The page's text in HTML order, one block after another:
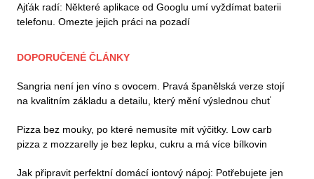
Ajťák radí: Některé aplikace od Googlu umí vyždímat baterii
telefonu. Omezte jejich práci na pozadí
DOPORUČENÉ ČLÁNKY
Sangria není jen víno s ovocem. Pravá španělská verze stojí
na kvalitním základu a detailu, který mění výslednou chuť
Pizza bez mouky, po které nemusíte mít výčitky. Low carb
pizza z mozzarelly je bez lepku, cukru a má více bílkovin
Jak připravit perfektní domácí iontový nápoj: Potřebujete jen